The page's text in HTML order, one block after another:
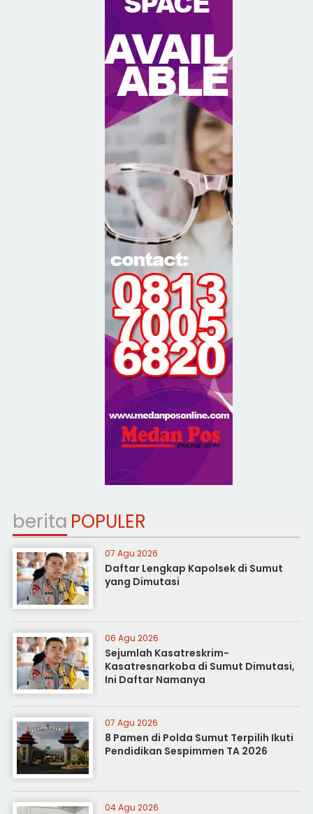
berita POPULER
07 Agu 2026
Daftar Lengkap Kapolsek di Sumut
yang Dimutasi
06 Agu 2026
Sejumlah Kasatreskrim-
Kasatresnarkoba di Sumut Dimutasi,
Ini Daftar Namanya
07 Agu 2026
8 Pamen di Polda Sumut Terpilih Ikuti
Pendidikan Sespimmen TA 2026
04 Agu 2026